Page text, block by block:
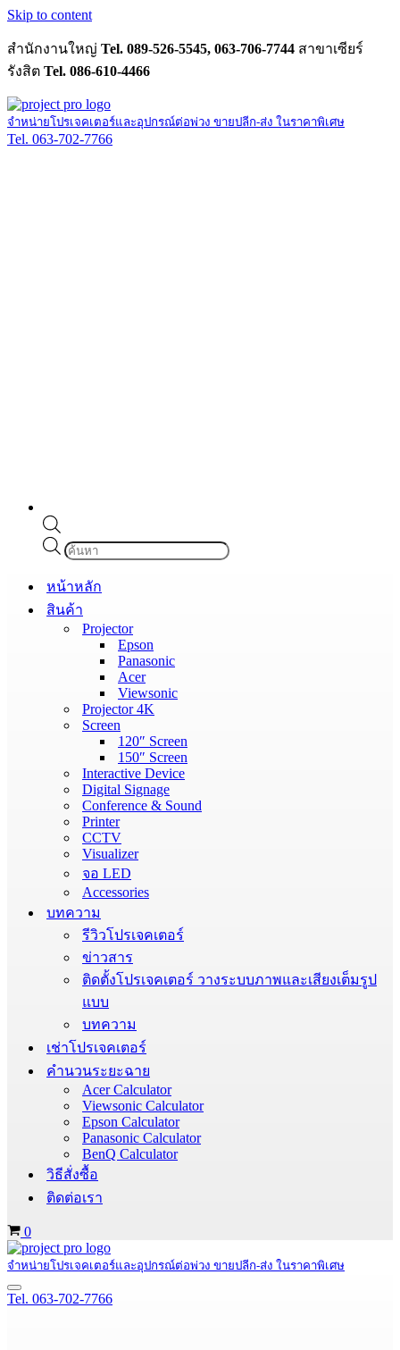
Skip to content
สำนักงานใหญ่ Tel. 089-526-5545, 063-706-7744 สาขาเซียร์
รังสิต Tel. 086-610-4466
จำหน่ายโปรเจคเตอร์และอุปกรณ์ต่อพ่วง ขายปลีก-ส่ง ในราคาพิเศษ
Tel. 063-702-7766
Products
search
หน้าหลัก
สินค้า
Projector
Epson
Panasonic
Acer
Viewsonic
Projector 4K
Screen
120″ Screen
150″ Screen
Interactive Device
Digital Signage
Conference & Sound
Printer
CCTV
Visualizer
จอ LED
Accessories
บทความ
รีวิวโปรเจคเตอร์
ข่าวสาร
ติดตั้งโปรเจคเตอร์ วางระบบภาพและเสียงเต็มรูป
แบบ
บทความ
เช่าโปรเจคเตอร์
คำนวนระยะฉาย
Acer Calculator
Viewsonic Calculator
Epson Calculator
Panasonic Calculator
BenQ Calculator
วิธีสั่งซื้อ
ติดต่อเรา
Cart
0
จำหน่ายโปรเจคเตอร์และอุปกรณ์ต่อพ่วง ขายปลีก-ส่ง ในราคาพิเศษ
Navigation
Menu
Tel. 063-702-7766